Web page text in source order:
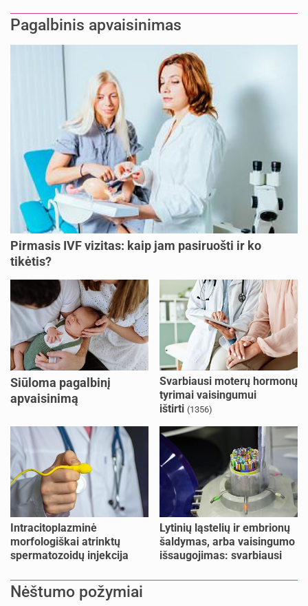
Pagalbinis apvaisinimas
Pirmasis IVF vizitas: kaip jam pasiruošti ir ko
tikėtis?
Siūloma pagalbinį
apvaisinimą
nesusituokusiems, ir
vienišoms moterims
(10)
Svarbiausi moterų hormonų
tyrimai vaisingumui
ištirti (1356)
Intracitoplazminė
morfologiškai atrinktų
spermatozoidų injekcija
Lytinių ląstelių ir embrionų
šaldymas, arba vaisingumo
išsaugojimas: svarbiausi
Nėštumo požymiai